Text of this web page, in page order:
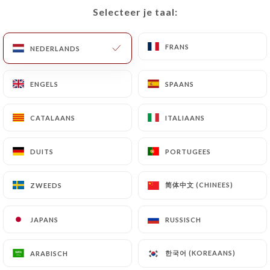
Selecteer je taal:
NEDERLANDS FRANS
ENGELS SPAANS
CATALAANS ITALIAANS
DUITS PORTUGEES
ZWEEDS 简体中文 (CHINEES)
JAPANS RUSSISCH
ARABISCH 한국어 (KOREAANS)
Le Guersant
Selecteer je taal:
NEDERLANDS FRANS
ENGELS SPAANS
CATALAANS ITALIAANS
DUITS PORTUGEES
ZWEEDS 简体中文 (CHINEES)
JAPANS RUSSISCH
ARABISCH 한국어 (KOREAANS)